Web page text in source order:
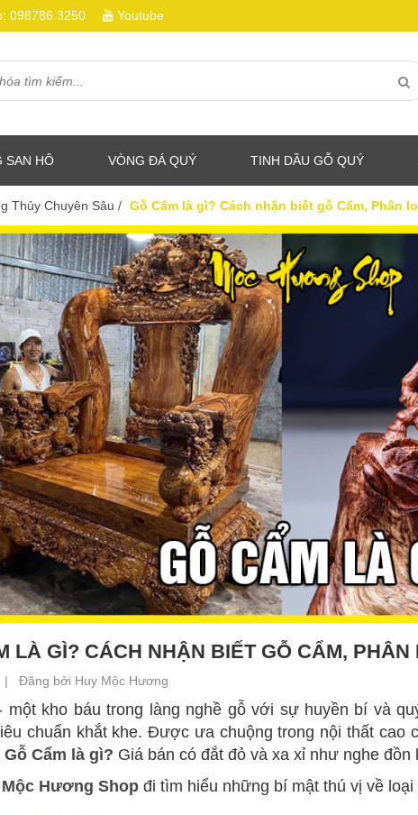
098786.3250 Youtube
SAN HÔ VÒNG ĐÁ QUÝ TINH DẦU GỖ QUÝ
Thủy Chuyên Sâu / Gỗ Cẩm là gì? Cách nhận biết gỗ Cẩm, Phân
LÀ GÌ? CÁCH NHẬN BIẾT GỖ CẨM,
Đăng bởi Huy Mộc Hương
một kho báu trong làng nghề gỗ với sự huyền bí và
chuẩn khắt khe. Được ưa chuộng trong nội thất cao
Gỗ Cẩm là gì? Giá bán có đắt đỏ và xa xỉ như nghe đồn
Mộc Hương Shopđi tìm hiểu những bí mật thú vị về loại